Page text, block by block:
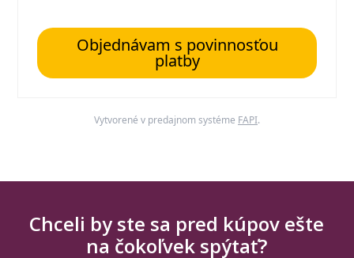
Objednávam s povinnosťou
platby
Vytvorené v predajnom systéme FAPI.
Chceli by ste sa pred kúpov ešte
na čokoľvek spýtať?